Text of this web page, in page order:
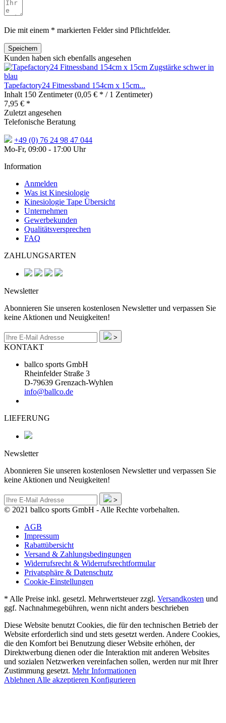
Die mit einem * markierten Felder sind Pflichtfelder.
Speichern
Kunden haben sich ebenfalls angesehen
Tapefactory24 Fitnessband 154cm x 15cm...
Inhalt 150 Zentimeter(0,05 € * / 1 Zentimeter)
7,95 € *
Zuletzt angesehen
Telefonische Beratung
+49 (0) 76 24 98 47 044
Mo-Fr, 09:00 - 17:00 Uhr
Information
Anmelden
Was ist Kinesiologie
Kinesiologie Tape Übersicht
Unternehmen
Gewerbekunden
Qualitätsversprechen
FAQ
ZAHLUNGSARTEN
Newsletter
Abonnieren Sie unseren kostenlosen Newsletter und verpassen Sie
keine Aktionen und Neuigkeiten!
>
KONTAKT
ballco sports GmbH
Rheinfelder Straße 3
D-79639 Grenzach-Wyhlen
info@ballco.de
LIEFERUNG
Newsletter
Abonnieren Sie unseren kostenlosen Newsletter und verpassen Sie
keine Aktionen und Neuigkeiten!
>
© 2021 ballco sports GmbH - Alle Rechte vorbehalten.
AGB
Impressum
Rabattübersicht
Versand & Zahlungsbedingungen
Widerrufsrecht & Widerrufsrechtformular
Privatsphäre & Datenschutz
Cookie-Einstellungen
* Alle Preise inkl. gesetzl. Mehrwertsteuer zzgl. Versandkosten und
ggf. Nachnahmegebühren, wenn nicht anders beschrieben
Diese Website benutzt Cookies, die für den technischen Betrieb der
Website erforderlich sind und stets gesetzt werden. Andere Cookies,
die den Komfort bei Benutzung dieser Website erhöhen, der
Direktwerbung dienen oder die Interaktion mit anderen Websites
und sozialen Netzwerken vereinfachen sollen, werden nur mit Ihrer
Zustimmung gesetzt. Mehr Informationen
Ablehnen Alle akzeptieren Konfigurieren